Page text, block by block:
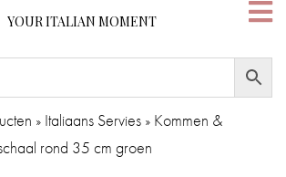
YOUR ITALIAN MOMENT
» Italiaans Servies » Kommen &
rond 35 cm groen